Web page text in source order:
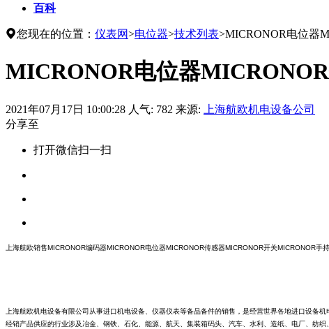
百科
您现在的位置： 仪表网>电位器>技术列表>MICRONOR电位器
MICRONOR电位器
2021年07月17日 10:00:28 人气: 782 来源:
上海航欧机电设备公司
分享至
打开微信扫一扫
上海航欧销售MICRONOR编码器MICRONOR电位器MICRONOR传感器MICRONOR开关MICRONOR手
上海航欧机电设备有限公司从事进口机电设备、仪器仪表等备品备件的销售，是经营世界各地进口设备
经销产品供应的行业涉及冶金、钢铁、石化、能源、航天、集装箱码头、汽车、水利、造纸、电厂、纺